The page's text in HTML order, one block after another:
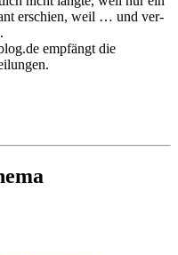
erschien, weil … und ver­
emp­fängt die